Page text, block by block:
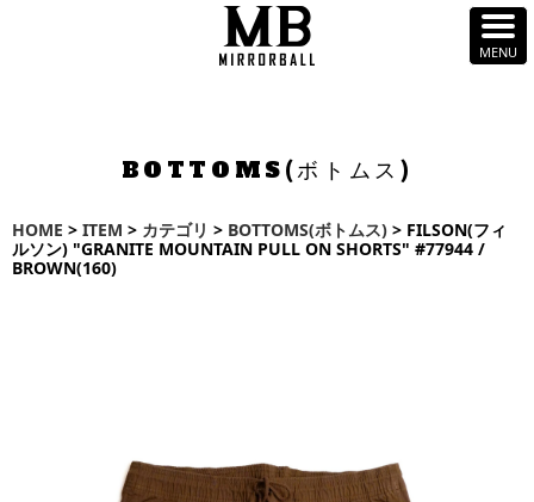
BOTTOMS(ボトムス)
HOME > ITEM > カテゴリ > BOTTOMS(ボトムス) > FILSON(フィ
ルソン) "GRANITE MOUNTAIN PULL ON SHORTS" #77944 /
BROWN(160)